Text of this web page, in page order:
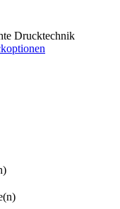
Drucktechnik